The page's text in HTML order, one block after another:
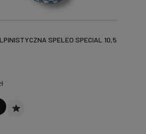
SPELEO SPECIAL 10,5